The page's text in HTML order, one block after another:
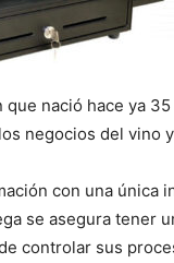
nació hace ya
negocios del vino
con una única
se asegura tener
controlar sus